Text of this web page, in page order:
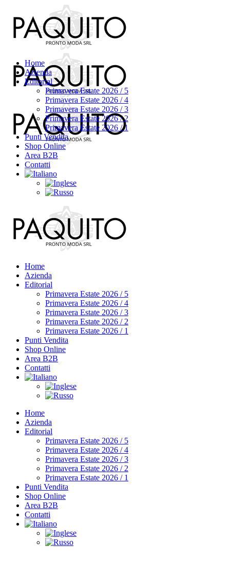
Home
Azienda
Editorial
Primavera Estate 2026 / 5
Primavera Estate 2026 / 4
Primavera Estate 2026 / 3
Primavera Estate 2026 / 2
Primavera Estate 2026 / 1
Punti Vendita
Shop Online
Area B2B
Contatti
Home
Azienda
Editorial
Primavera Estate 2026 / 5
Primavera Estate 2026 / 4
Primavera Estate 2026 / 3
Primavera Estate 2026 / 2
Primavera Estate 2026 / 1
Punti Vendita
Shop Online
Area B2B
Contatti
Home
Azienda
Editorial
Primavera Estate 2026 / 5
Primavera Estate 2026 / 4
Primavera Estate 2026 / 3
Primavera Estate 2026 / 2
Primavera Estate 2026 / 1
Punti Vendita
Shop Online
Area B2B
Contatti